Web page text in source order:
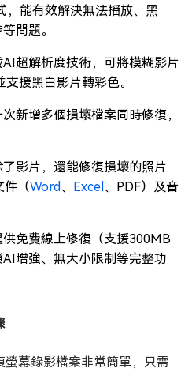
，能有效解決無法播放、黑
問題。
AI超解析度技術，可將模糊影片
援黑白影片轉彩色。
新增多個損壞檔案同時修復，
了影片，還能修復損壞的照片
件（Word、 Excel 、PDF）及音
供免費線上修復（支援300MB
增強、無大小限制等完整功
螢幕錄影檔案非常簡單，只需